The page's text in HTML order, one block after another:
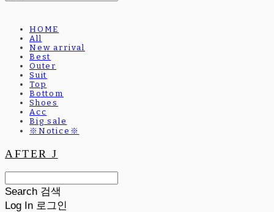
HOME
All
New arrival
Best
Outer
Suit
Top
Bottom
Shoes
Acc
Big sale
※Notice※
AFTER J
Search 검색
Log In 로그인